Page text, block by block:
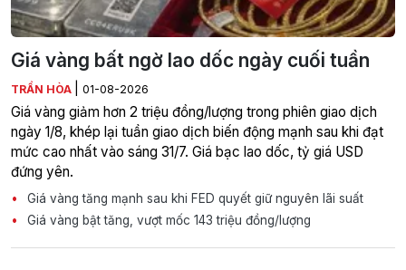
Giá vàng bất ngờ lao dốc ngày cuối tuần
TRẦN HÒA 01-08-2026
Giá vàng giảm hơn 2 triệu đồng/lượng trong phiên giao dịch
ngày 1/8, khép lại tuần giao dịch biến động mạnh sau khi đạt
mức cao nhất vào sáng 31/7. Giá bạc lao dốc, tỷ giá USD
đứng yên.
Giá vàng tăng mạnh sau khi FED quyết giữ nguyên lãi suất
Giá vàng bật tăng, vượt mốc 143 triệu đồng/lượng